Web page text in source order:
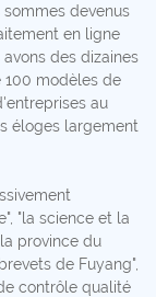
devenus
en ligne
des dizaines
modèles de
au
éloges largement
"la science et la
province du
de Fuyang",
contrôle qualité